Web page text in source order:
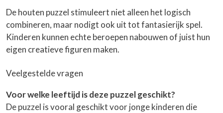
De houten puzzel stimuleert niet alleen het logisch
combineren, maar nodigt ook uit tot fantasierijk spel.
Kinderen kunnen echte beroepen nabouwen of juist hun
eigen creatieve figuren maken.
Veelgestelde vragen
Voor welke leeftijd is deze puzzel geschikt?
De puzzel is vooral geschikt voor jonge kinderen die